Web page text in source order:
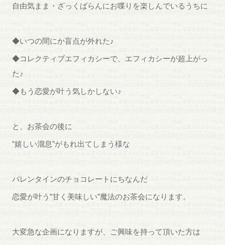
自由気まま・ざっくばらんにお喋りを楽しんでいるうちに
◆いつの間にか盲点が外れた♪
◆コレクティブエフィカシーで、エフィカシーが超上がっ
た♪
◆もう恋愛が叶う気しかしない♪
と、お茶会の後に
”嬉しい溜息”がもれ出てしまう様な
バレンタインのチョコレートにちなんだ
恋愛が叶う”甘く美味しい”魔法のお茶会になります。
大変急な企画になりますが、ご興味を持って頂いた方は